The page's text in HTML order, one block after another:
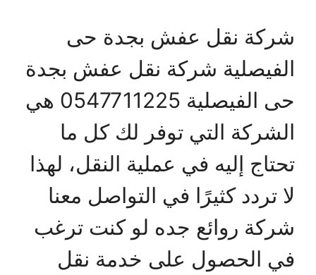
شركة نقل عفش بجدة حى
الفيصلية شركة نقل عفش بجدة
حى الفيصلية 0547711225 هي
الشركة التي توفر لك كل ما
تحتاج إليه في عملية النقل، لهذا
لا تردد كثيرًا في التواصل معنا
شركة روائع جده لو كنت ترغب
في الحصول على خدمة نقل